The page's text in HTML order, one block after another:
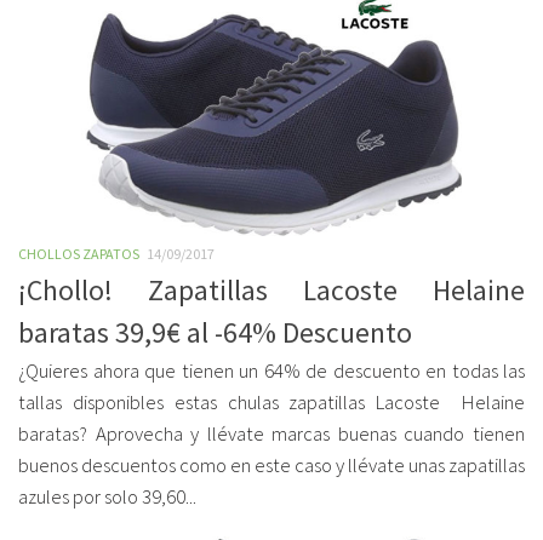
CHOLLOS ZAPATOS 14/09/2017
¡Chollo! Zapatillas Lacoste Helaine
baratas 39,9€ al -64% Descuento
¿Quieres ahora que tienen un 64% de descuento en todas las
tallas disponibles estas chulas zapatillas Lacoste Helaine
baratas? Aprovecha y llévate marcas buenas cuando tienen
buenos descuentos como en este caso y llévate unas zapatillas
azules por solo 39,60...